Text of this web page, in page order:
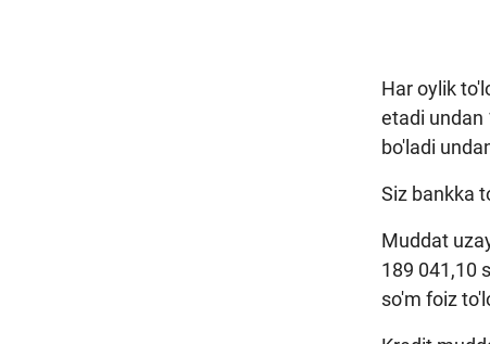
Har oylik
etadi undan
bo'ladi
Siz bankka
Muddat
189 041,10
so'm foiz